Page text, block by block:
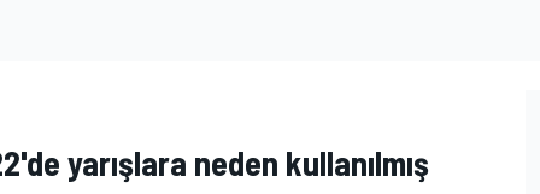
yarışlara neden kullanılmış